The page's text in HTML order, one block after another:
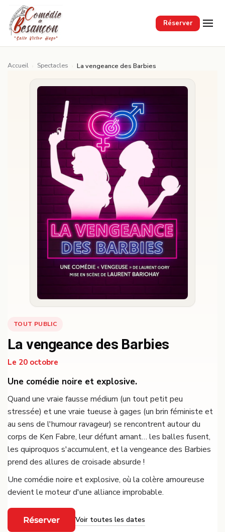
Réserver
Passer au contenu principal
Accueil Spectacles La vengeance des Barbies
TOUT PUBLIC
La vengeance des Barbies
Le 20 octobre
Une comédie noire et explosive.
Quand une vraie fausse médium (un tout petit peu
stressée) et une vraie tueuse à gages (un brin féministe et
au sens de l'humour ravageur) se rencontrent autour du
corps de Ken Fabre, leur défunt amant… les balles fusent,
les quiproquos s'accumulent, et la vengeance des Barbies
prend des allures de croisade absurde !
Une comédie noire et explosive, où la colère amoureuse
devient le moteur d'une alliance improbable.
Réserver
·
Voir toutes les dates